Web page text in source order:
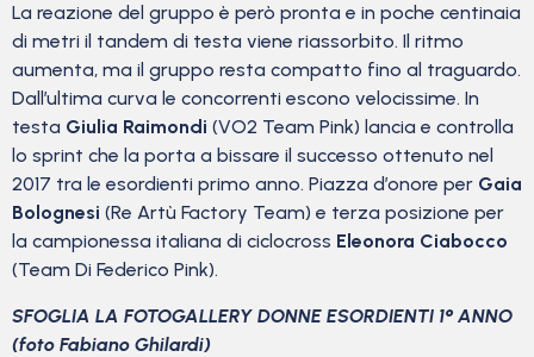
La reazione del gruppo è però pronta e in poche centinaia
di metri il tandem di testa viene riassorbito. Il ritmo
aumenta, ma il gruppo resta compatto fino al traguardo.
Dall’ultima curva le concorrenti escono velocissime. In
testa Giulia Raimondi (VO2 Team Pink) lancia e controlla
lo sprint che la porta a bissare il successo ottenuto nel
2017 tra le esordienti primo anno. Piazza d’onore per Gaia
Bolognesi (Re Artù Factory Team) e terza posizione per
la campionessa italiana di ciclocross Eleonora Ciabocco
(Team Di Federico Pink).
SFOGLIA LA FOTOGALLERY DONNE ESORDIENTI 1° ANNO
(foto Fabiano Ghilardi)